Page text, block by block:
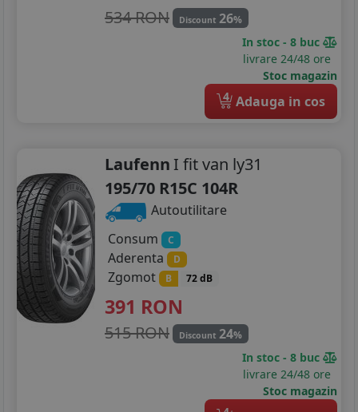
534 RON Discount 26%
In stoc - 8 buc
livrare 24/48 ore
Stoc magazin
4 Adauga in cos
Laufenn I fit van ly31
195/70 R15C 104R
Autoutilitare
Consum
C
Aderenta D
Zgomot B 72 dB
391 RON
515 RON Discount 24%
In stoc - 8 buc
livrare 24/48 ore
Stoc magazin